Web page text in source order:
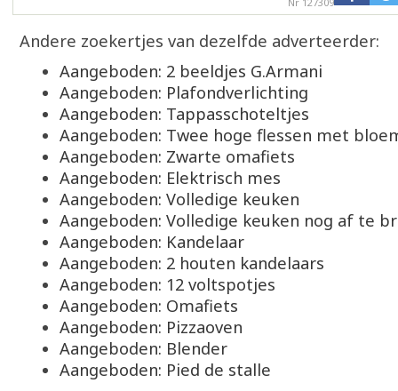
Andere zoekertjes van dezelfde adverteerder:
Aangeboden: 2 beeldjes G.Armani
Aangeboden: Plafondverlichting
Aangeboden: Tappasschoteltjes
Aangeboden: Twee hoge flessen met
Aangeboden: Zwarte omafiets
Aangeboden: Elektrisch mes
Aangeboden: Volledige keuken
Aangeboden: Volledige keuken nog af te
Aangeboden: Kandelaar
Aangeboden: 2 houten kandelaars
Aangeboden: 12 voltspotjes
Aangeboden: Omafiets
Aangeboden: Pizzaoven
Aangeboden: Blender
Aangeboden: Pied de stalle